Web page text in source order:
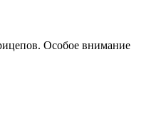
Особое внимание